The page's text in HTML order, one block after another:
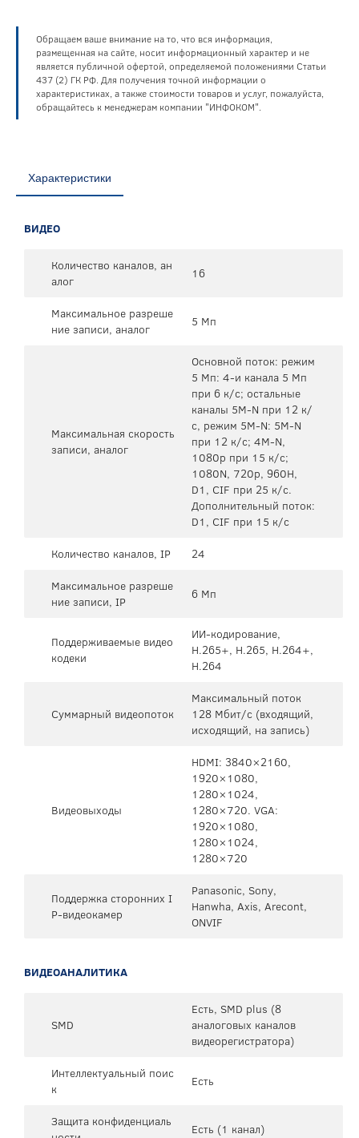
Обращаем ваше внимание на то, что вся информация,
размещенная на сайте, носит информационный характер и не
является публичной офертой, определяемой положениями Статьи
437 (2) ГК РФ. Для получения точной информации о
характеристиках, а также стоимости товаров и услуг, пожалуйста,
обращайтесь к менеджерам компании "ИНФОКОМ".
Характеристики
ВИДЕО
Количество каналов, ан
алог
16
Максимальное разреше
ние записи, аналог
5 Мп
Максимальная скорость
записи, аналог
Основной поток: режим
5 Мп: 4-и канала 5 Мп
при 6 к/с; остальные
каналы 5M-N при 12 к/
с, режим 5M-N: 5M-N
при 12 к/с; 4M-N,
1080p при 15 к/с;
1080N, 720p, 960H,
D1, CIF при 25 к/с.
Дополнительный поток:
D1, CIF при 15 к/с
Количество каналов, IP
24
Максимальное разреше
ние записи, IP
6 Мп
Поддерживаемые видео
кодеки
ИИ-кодирование,
H.265+, H.265, H.264+,
H.264
Суммарный видеопоток
Максимальный поток
128 Мбит/с (входящий,
исходящий, на запись)
Видеовыходы
HDMI: 3840×2160,
1920×1080,
1280×1024,
1280×720. VGA:
1920×1080,
1280×1024,
1280×720
Поддержка сторонних I
P-видеокамер
Panasonic, Sony,
Hanwha, Axis, Arecont,
ONVIF
ВИДЕОАНАЛИТИКА
SMD
Есть, SMD plus (8
аналоговых каналов
видеорегистратора)
Интеллектуальный поис
к
Есть
Защита конфиденциаль
Есть (1 канал)